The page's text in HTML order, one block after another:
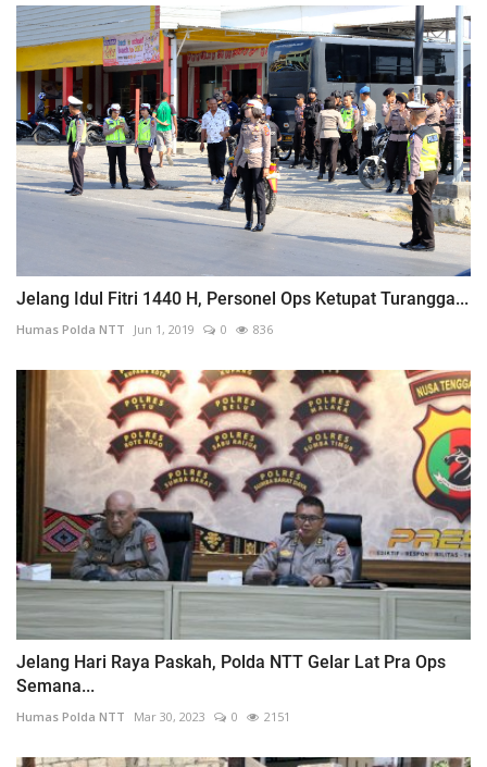
Jelang Idul Fitri 1440 H, Personel Ops Ketupat Turangga...
Humas Polda NTT Jun 1, 2019 0 836
Jelang Hari Raya Paskah, Polda NTT Gelar Lat Pra Ops
Semana...
Humas Polda NTT Mar 30, 2023 0 2151